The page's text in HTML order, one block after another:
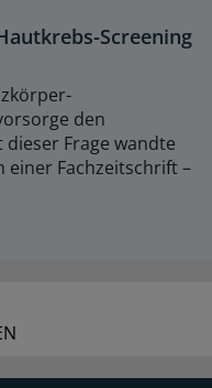
Screening
den
Frage wandte
einer Fachzeitschrift –